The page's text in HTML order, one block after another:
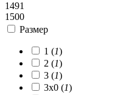
1491
1500
Размер
1 (1)
2 (1)
3 (1)
3х0 (1)